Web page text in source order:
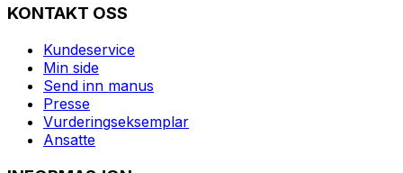
KONTAKT OSS
Kundeservice
Min side
Send inn manus
Presse
Vurderingseksemplar
Ansatte